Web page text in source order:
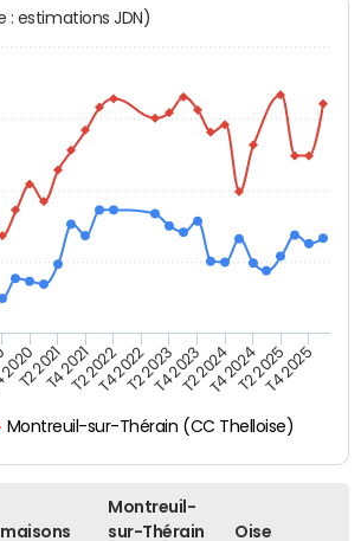
(source : estimations JDN)
Montreuil-sur-Thérain (CC Thelloise)
T2 2021T4 2021T2 2022T4 2022T2 2023T4 2023T2 2024T4 2024T2 2025T4 2025
Montreuil-
sur-Thérain
Oise